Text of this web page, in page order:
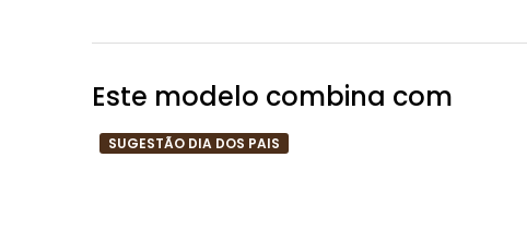
Este modelo combina com
SUGESTÃO DIA DOS PAIS